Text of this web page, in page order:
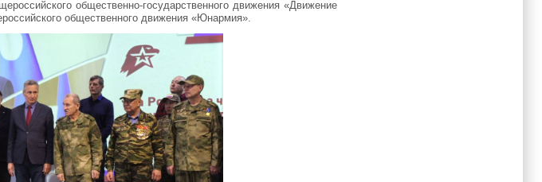
общественно-государственного движения «Движение
общественного движения «Юнармия».